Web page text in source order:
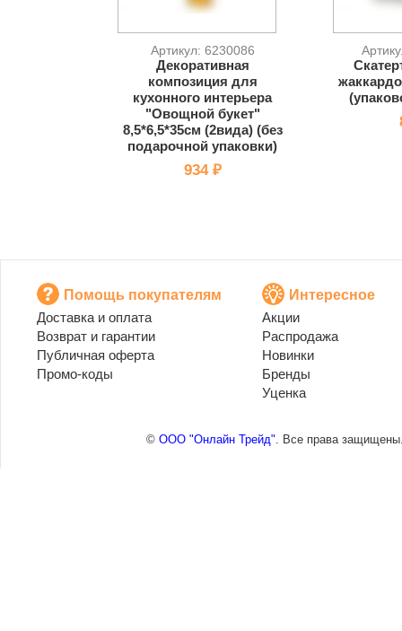
Артикул: 6230086
Декоративная
композиция для
кухонного интерьера
"Овощной букет"
8,5*6,5*35см (2вида) (без
подарочной упаковки)
934 ₽
Помощь покупателям
Доставка и оплата
Возврат и гарантии
Публичная оферта
Промо-коды
Интересное
Акции
Распродажа
Новинки
Бренды
Уценка
© ООО "Онлайн Трейд". Все права